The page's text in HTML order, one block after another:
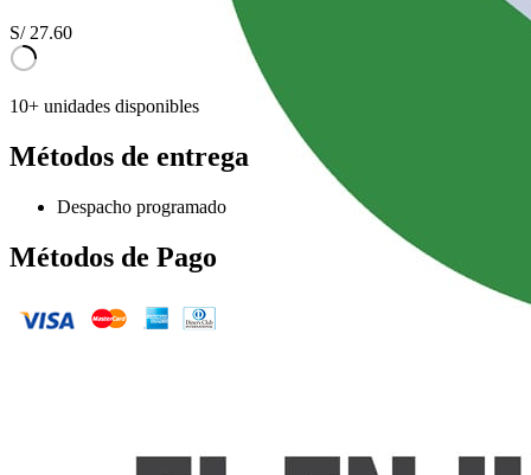
S/ 27.60
10+ unidades disponibles
Métodos de entrega
Despacho programado
Métodos de Pago